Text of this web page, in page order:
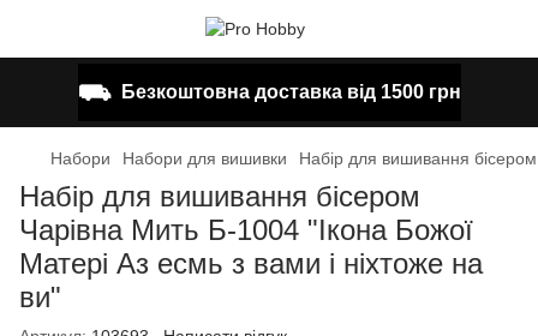
⛟ Безкоштовна доставка від 1500 грн
Набори Набори для вишивки Набір для вишивання
Набір для вишивання бісером
Чарівна Мить Б-1004 "Ікона Божої
Матері Аз есмь з вами і ніхтоже на
ви"